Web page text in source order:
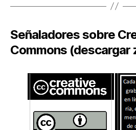
Señaladores sobre
Commons (descargar